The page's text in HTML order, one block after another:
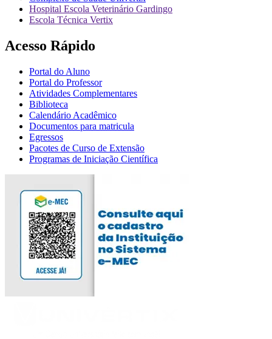
Hospital Escola Veterinário Gardingo
Escola Técnica Vertix
Acesso Rápido
Portal do Aluno
Portal do Professor
Atividades Complementares
Biblioteca
Calendário Acadêmico
Documentos para matricula
Egressos
Pacotes de Curso de Extensão
Programas de Iniciação Científica